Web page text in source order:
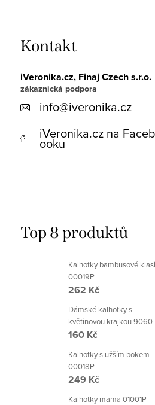
Kontakt
iVeronika.cz, Finaj Czech s.r.o.
info@iveronika.cz
iVeronika.cz na Faceb
ooku
Top 8 produktů
Kalhotky bambusové
00019P
262 Kč
Dámské kalhotky s
květinovou krajkou 9060
160 Kč
Kalhotky s užším bokem
00018P
249 Kč
Kalhotky mama 01001P